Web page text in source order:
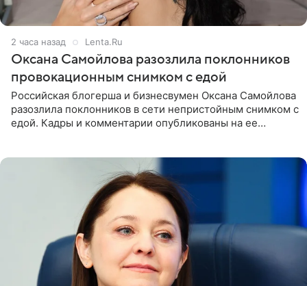
2 часа назад Lenta.Ru
Оксана Самойлова разозлила поклонников
провокационным снимком с едой
Российская блогерша и бизнесвумен Оксана Самойлова
разозлила поклонников в сети непристойным снимком с
едой. Кадры и комментарии опубликованы на ее